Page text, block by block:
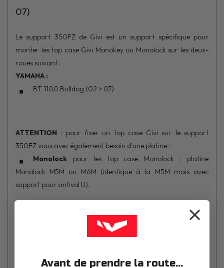
07)
Le support 350FZ de Givi est un support spécifique pour
monter les top case Givi Monokey ou Monolock sur les deux-
roues suivant :
YAMAHA :
BT 1100 Bulldog (02 > 07)
ATTENTION : pour fixer un top case Givi sur le support
350FZ vous avez également besoin d'une platine :
Monolock pour les top case Monolock : platine
Monolock M5M ou M6M (identique à la M5M mais avec
support pour antivol U).
Monokeypour les top case Monokey : platine Monokey
M5 ou M7 (évolution stylistique de la M5, fonctionnalité et
compatibilité identiques mais un design plus élégant et un
Avant de prendre la route...